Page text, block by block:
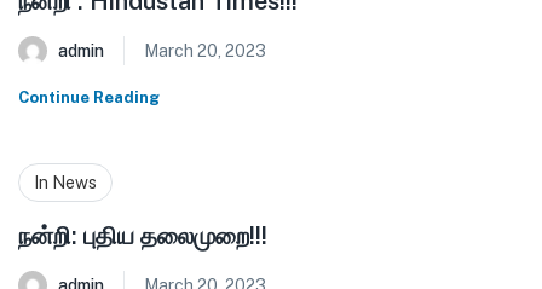
admin March 20, 2023
Continue Reading
In News
நன்றி: புதிய தலைமுறை!!!